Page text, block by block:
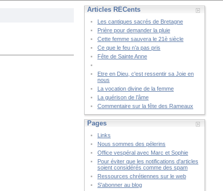
Articles RÉCents
Les cantiques sacrés de Bretagne
Prière pour demander la pluie
Cette femme sauvera le 21è siècle
Ce que le feu n’a pas pris
Fête de Sainte Anne
Etre en Dieu, c'est ressentir sa Joie en
nous
La vocation divine de la femme
La guérison de l’âme
Commentaire sur la fête des Rameaux
Pages
Links
Nous sommes des pélerins
Office vespéral avec Marc et Sophie
Pour éviter que les notifications d'articles
soient considérés comme des spam
Ressources chrétiennes sur le web
S'abonner au blog